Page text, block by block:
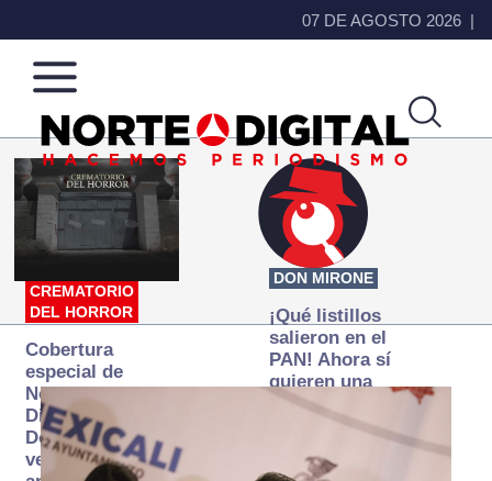
07 DE AGOSTO 2026
Norte
de
Ciudad
Más
que
noticias,
hacemos periodismo
CREMATORIO
DEL HORROR
Cobertura
especial de
Norte
Digital:
Donde la
verdad
DON MIRONE
¡Qué listillos
salieron en el
PAN! Ahora sí
quieren una
Fiscalía
autónoma… y